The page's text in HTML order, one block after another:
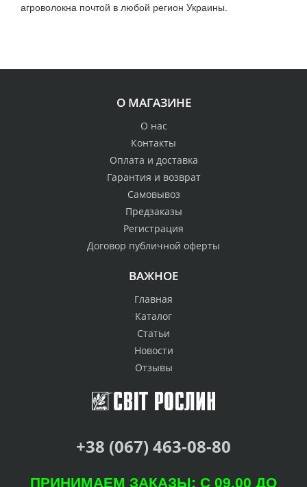
агроволокна почтой в любой регион Украины.
О МАГАЗИНЕ
О нас
Контакты
Оплата и доставка
Гарантия и возврат
Самовывоз
Предзаказы
Регистрация
Договор публичной оферты
ВАЖНОЕ
Главная
Каталог
Статьи
Новости
Отзывы
+38 (067) 463-08-80
ПРИНИМАЕМ ЗАКАЗЫ: С 09.00 ДО